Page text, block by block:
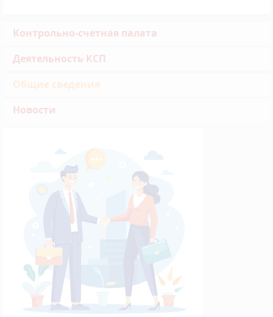
Контрольно-счетная палата
Деятельность КСП
Общие сведения
Новости